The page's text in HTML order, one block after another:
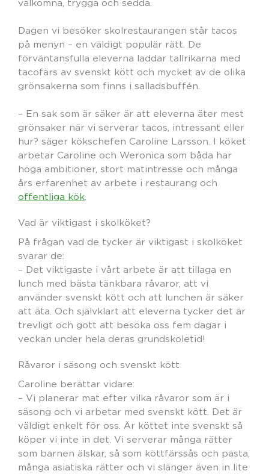
välkomna, trygga och sedda.
Dagen vi besöker skolrestaurangen står tacos
på menyn – en väldigt populär rätt. De
förväntansfulla eleverna laddar tallrikarna med
tacofärs av svenskt kött och mycket av de olika
grönsakerna som finns i salladsbuffén.
– En sak som är säker är att eleverna äter mest
grönsaker när vi serverar tacos, intressant eller
hur? säger kökschefen Caroline Larsson. I köket
arbetar Caroline och Weronica som båda har
höga ambitioner, stort matintresse och många
års erfarenhet av arbete i restaurang och
offentliga kök
Vad är viktigast i skolköket?
På frågan vad de tycker är viktigast i skolköket
svarar de:
– Det viktigaste i vårt arbete är att tillaga en
lunch med bästa tänkbara råvaror, att vi
använder svenskt kött och att lunchen är säker
att äta. Och självklart att eleverna tycker det är
trevligt och gott att besöka oss fem dagar i
veckan under hela deras grundskoletid!
Råvaror i säsong och svenskt kött
Caroline berättar vidare:
– Vi planerar mat efter vilka råvaror som är i
säsong och vi arbetar med svenskt kött. Det är
väldigt enkelt för oss. Är köttet inte svenskt så
köper vi inte in det. Vi serverar många rätter
som barnen älskar, så som köttfärssås och pasta,
många asiatiska rätter och vi slänger även in lite